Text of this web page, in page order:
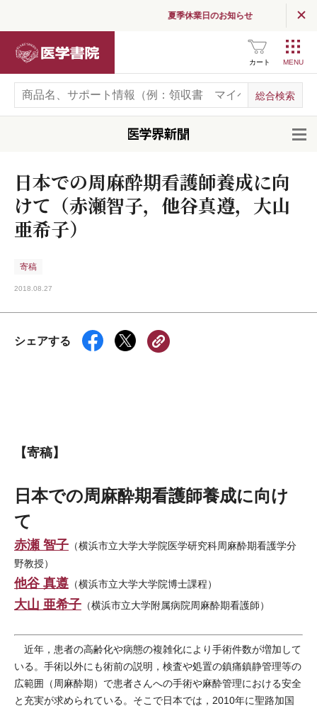
夏季休業日のお知らせ
カート
日本での周麻酔期看護師養成に向
けて（赤瀬智子，他谷真遵，大山
亜希子）
寄稿
2018.08.27
シェアする
【寄稿】
日本での周麻酔期看護師養成に向け
て
赤瀬 智子 （横浜市立大学大学院医学研究科周麻酔期看護学分
野教授）
他谷 真遵 （横浜市立大学大学院博士課程）
大山 亜希子 （横浜市立大学附属病院周麻酔期看護師）
近年，患者の高齢化や病態の複雑化により手術件数が増加して
いる。手術以外にも術前の説明，検査や処置の鎮痛鎮静管理等の
広範囲（周麻酔期）で患者さんへの手術や麻酔管理における安全
と充実が求められている。そこで日本では，2010年に聖路加国